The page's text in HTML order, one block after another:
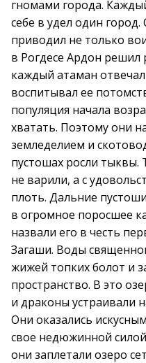
гномами города.
себе в удел один
приводил не только
в Рогдесе Ардон решил
каждый атаман
воспитывал ее
популяция начала
хватать. Поэтому они
земледелием и
пустошах росли тыквы.
не варили, а с
плоть. Дальние
в огромное поросшее
назвали его в честь
Загаши. Воды
жижей топких болот и
пространство. В это
и драконы устраивали
Они оказались
свое недюжинной
они заплетали озеро